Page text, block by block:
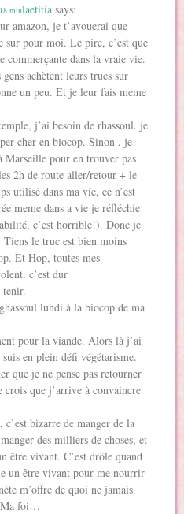
laetitia says:
min
amazon, je t’avouerai que
sur pour moi. Le pire, c’est que
commerçante dans la vraie vie.
achètent leurs trucs sur
un peu. Et je leur fais meme
j’ai besoin de rhassoul. je
cher en biocop. Sinon , je
Marseille pour en trouver pas
2h de route aller/retour + le
utilisé dans ma vie, ce n’est
meme dans a vie je réfléchie
c’est horrible!). Donc je
Tiens le truc est bien moins
Et Hop, toutes mes
c’est dur
tenir.
lundi à la biocop de ma
pour la viande. Alors là j’ai
en plein défi végétarisme.
que je ne pense pas retourner
crois que j’arrive à convaincre
c’est bizarre de manger de la
des milliers de choses, et
être vivant. C’est drôle quand
un être vivant pour me nourrir
m’offre de quoi ne jamais
Ma foi…